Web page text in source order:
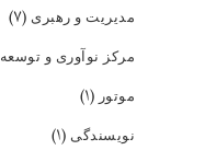
مدیریت و رهبری (۷)
مرکز نوآوری و توسعه
موتور (۱)
نویسندگی (۱)